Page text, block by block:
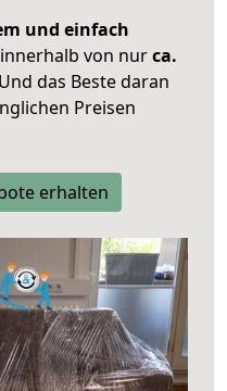
und einfach
von nurca.
das Beste daran
Preisen
erhalten